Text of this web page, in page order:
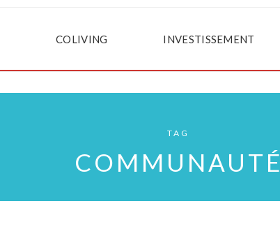
COLIVING INVESTISSEMENT
TAG
COMMUNAUTÉ